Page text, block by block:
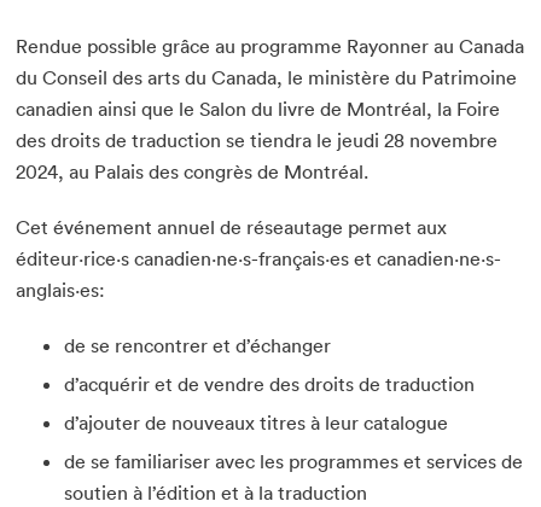
Rendue possible grâce au programme Rayonner au Canada
du Conseil des arts du Canada, le ministère du Patrimoine
canadien ainsi que le Salon du livre de Montréal, la Foire
des droits de traduction se tiendra le jeudi 28 novembre
2024, au Palais des congrès de Montréal.
Cet événement annuel de réseautage permet aux
éditeur·rice·s canadien·ne·s-français·es et canadien·ne·s-
anglais·es:
de se rencontrer et d’échanger
d’acquérir et de vendre des droits de traduction
d’ajouter de nouveaux titres à leur catalogue
de se familiariser avec les programmes et services de
soutien à l’édition et à la traduction